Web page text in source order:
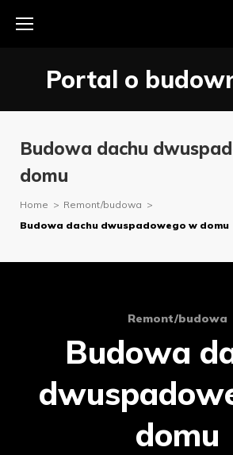
Portal o
Budowa dachu
domu
Home > Remont/budowa >
Budowa dachu dwuspadowego w domu
Remont/budowa
Budowa
domu